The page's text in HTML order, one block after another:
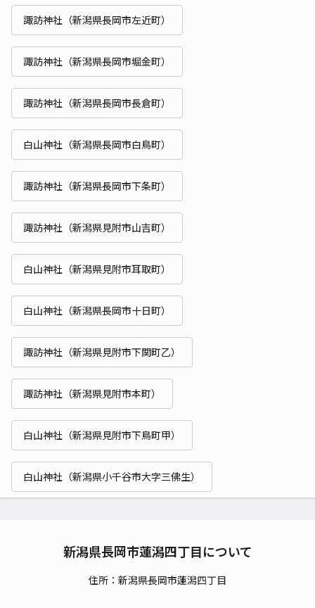
諏訪神社（新潟県長岡市左近町）
諏訪神社（新潟県長岡市堀金町）
諏訪神社（新潟県長岡市長倉町）
白山神社（新潟県長岡市白鳥町）
諏訪神社（新潟県長岡市下条町）
諏訪神社（新潟県見附市山吉町）
白山神社（新潟県見附市耳取町）
白山神社（新潟県長岡市十日町）
諏訪神社（新潟県見附市下関町乙）
諏訪神社（新潟県見附市本町）
白山神社（新潟県見附市下鳥町甲）
白山神社（新潟県小千谷市大字三佛生）
新潟県長岡市蓮潟四丁目について
住所：新潟県長岡市蓮潟四丁目